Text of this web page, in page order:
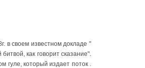
в своем известном докладе "
как говорит сказание".
гуле, который издает поток .